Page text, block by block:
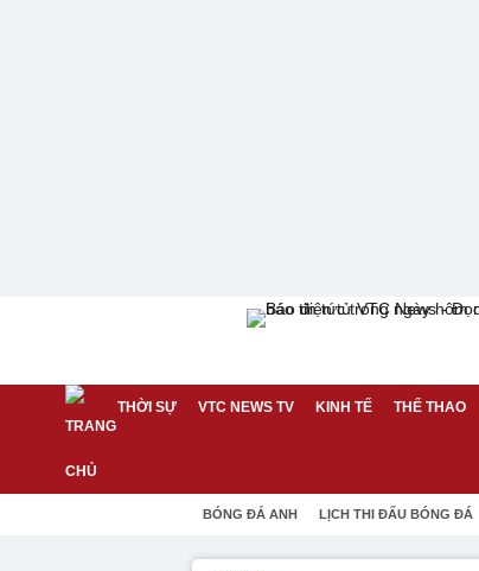
THỜI SỰ VTC NEWS TV KINH TẾ THỂ THAO
BÓNG ĐÁ ANH LỊCH THI ĐẤU BÓNG ĐÁ